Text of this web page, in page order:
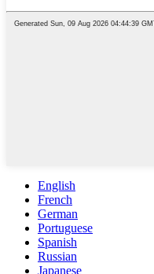
English
French
German
Portuguese
Spanish
Russian
Japanese